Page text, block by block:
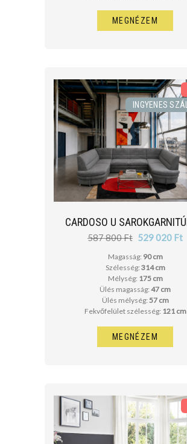
MEGNÉZEM
CARDOSO U
587 800 Ft 529 020 Ft
INGYENES
Magasság: 90 cm
Szélesség: 314 cm
Mélység: 175 cm
Ülés magasság: 47 cm
Ülés mélység: 57 cm
Fekvőfelület szélesség: 121 cm
MEGNÉZEM